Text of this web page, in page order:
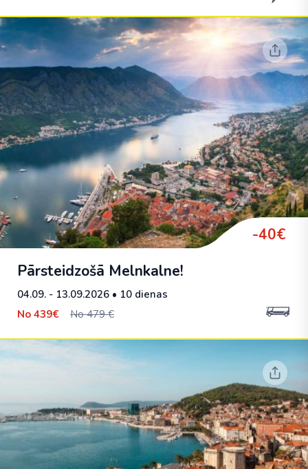
-40€
Pārsteidzošā Melnkalne!
04.09. - 13.09.2026 • 10 dienas
No 439€ No 479 €